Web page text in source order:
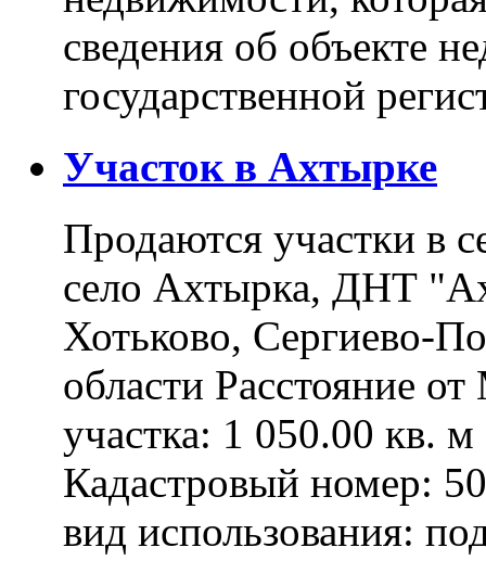
сведения об объекте
государственной
Участок в Ахтырке
Продаются участки в
село Ахтырка, ДНТ
Хотьково, Сергиево-
области Расстояние
участка: 1 050.00 кв.
Кадастровый номер:
вид использования: